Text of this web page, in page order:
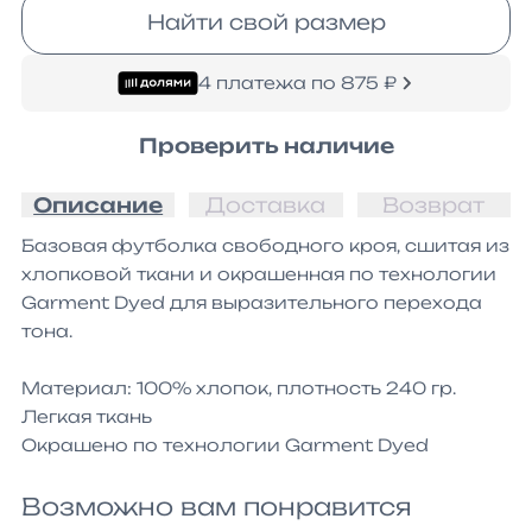
Найти свой размер
4 платежа по 875 ₽
Проверить наличие
Описание Доставка Возврат
Базовая футболка свободного кроя, сшитая из
хлопковой ткани и окрашенная по технологии
Garment Dyed для выразительного перехода
тона.
Материал: 100% хлопок, плотность 240 гр.
Легкая ткань
Окрашено по технологии Garment Dyed
Возможно вам понравится